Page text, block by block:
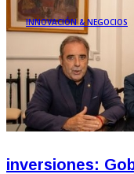
INNOVACIÓN & NEGOCIOS
inversiones: